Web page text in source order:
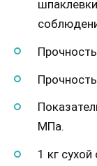
МПа.
1 кг